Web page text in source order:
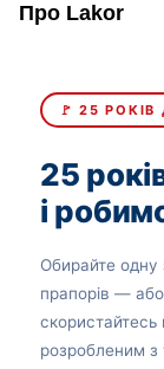
Про Lakor
🚩 25
25
і
Обирайте одну
прапорів —
розробленим з